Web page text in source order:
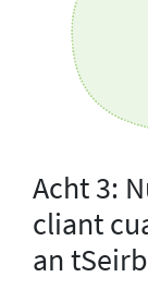
Acht 3:
cliant
an